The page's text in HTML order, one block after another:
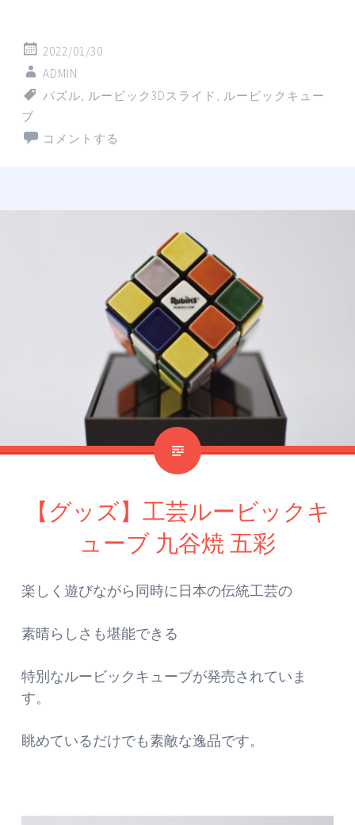
2022/01/30
ADMIN
パズル
ルービック3Dスライド
ルービックキュー
ブ
コメントする
【グッズ】工芸ルービックキ
ューブ 九谷焼 五彩
楽しく遊びながら同時に日本の伝統工芸の
素晴らしさも堪能できる
特別なルービックキューブが発売されていま
す。
眺めているだけでも素敵な逸品です。